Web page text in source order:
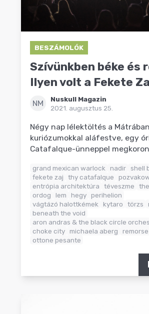
BESZÁMOLÓK
Szívünkben béke és
Ilyen volt a Fekete
NM
Nuskull Magazin
2021. augusztus 25.
Négy nap lélektöltés a
kuriózumokkal aláfestve, egy
Catafalque-ünneppel
grand mexican warlock nadir shell
fekete zaj
thy catafalque
entrópia architektúra
téveszme
ordog
lem hegy perihelion
vágtázó halottkémek
kytaro törzs
beneath the void
aron andras & the black circle
choke city michaela aberg
remorse
ottone pesante